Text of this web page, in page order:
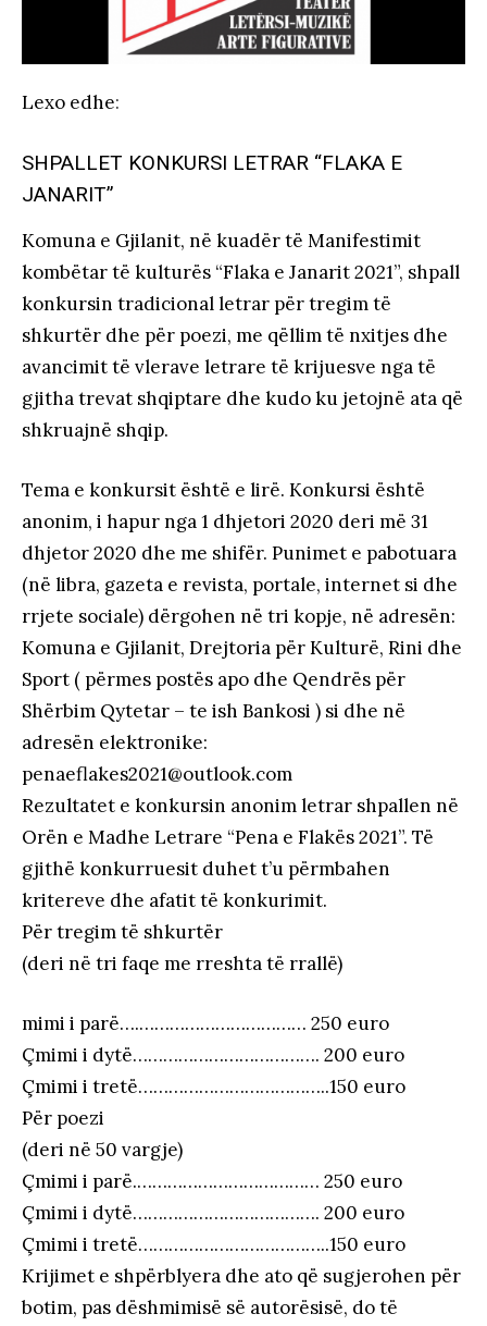
Lexo edhe:
SHPALLET KONKURSI LETRAR “FLAKA E
JANARIT”
Komuna e Gjilanit, në kuadër të Manifestimit
kombëtar të kulturës “Flaka e Janarit 2021”, shpall
konkursin tradicional letrar për tregim të
shkurtër dhe për poezi, me qëllim të nxitjes dhe
avancimit të vlerave letrare të krijuesve nga të
gjitha trevat shqiptare dhe kudo ku jetojnë ata që
shkruajnë shqip.
Tema e konkursit është e lirë. Konkursi është
anonim, i hapur nga 1 dhjetori 2020 deri më 31
dhjetor 2020 dhe me shifër. Punimet e pabotuara
(në libra, gazeta e revista, portale, internet si dhe
rrjete sociale) dërgohen në tri kopje, në adresën:
Komuna e Gjilanit, Drejtoria për Kulturë, Rini dhe
Sport ( përmes postës apo dhe Qendrës për
Shërbim Qytetar – te ish Bankosi ) si dhe në
adresën elektronike:
penaeflakes2021@outlook.com
Rezultatet e konkursin anonim letrar shpallen në
Orën e Madhe Letrare “Pena e Flakës 2021”. Të
gjithë konkurruesit duhet t’u përmbahen
kritereve dhe afatit të konkurimit.
Për tregim të shkurtër
(deri në tri faqe me rreshta të rrallë)
mimi i parë….…………………………… 250 euro
Çmimi i dytë………………………………. 200 euro
Çmimi i tretë………………………………..150 euro
Për poezi
(deri në 50 vargje)
Çmimi i parë.……………………………… 250 euro
Çmimi i dytë………………………………. 200 euro
Çmimi i tretë………………………………..150 euro
Krijimet e shpërblyera dhe ato që sugjerohen për
botim, pas dëshmimisë së autorësisë, do të